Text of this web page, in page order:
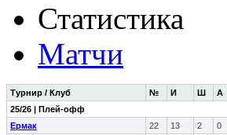
Статистика
Матчи
Турнир / Клуб № И Ш А
25/26 | Плей-офф
Ермак
22 13 2 0